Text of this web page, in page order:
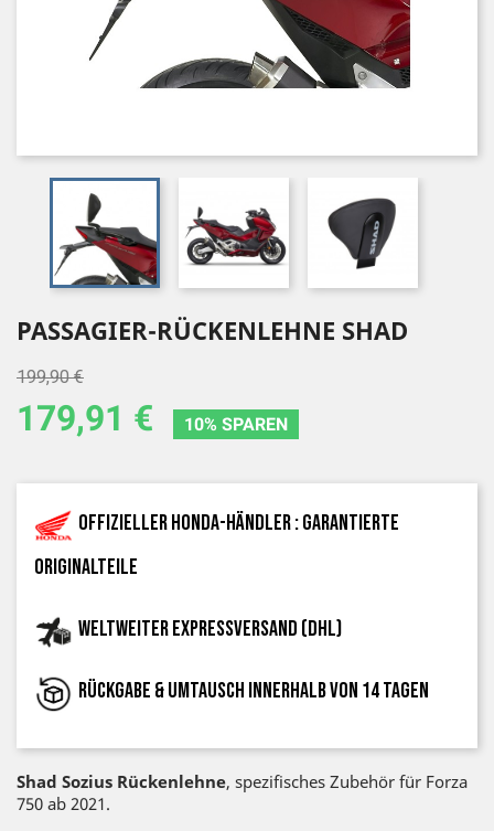
PASSAGIER-RÜCKENLEHNE SHAD
199,90 €
179,91 € 10% SPAREN
Offizieller Honda-Händler : garantierte
Originalteile
Weltweiter Expressversand (DHL)
Rückgabe & Umtausch innerhalb von 14 Tagen
Shad Sozius Rückenlehne, spezifisches Zubehör für Forza
750 ab 2021.